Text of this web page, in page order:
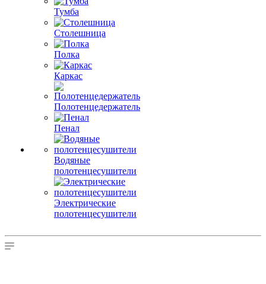
Тумба
Столешница
Полка
Каркас
Полотенцедержатель
Пенал
Водяные
полотенцесушители
Электрические
полотенцесушители